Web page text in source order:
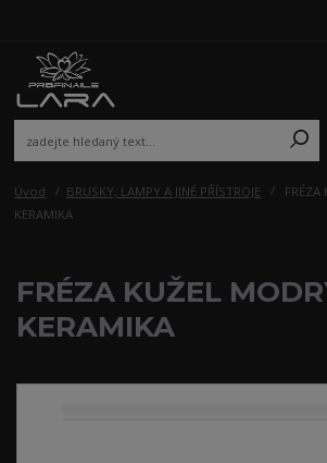
Úvod BRUSKY, LAMPY A JINÉ PŘÍSTROJE
FRÉZA
KERAMIKA
FRÉZA KUŽEL
KERAMIKA